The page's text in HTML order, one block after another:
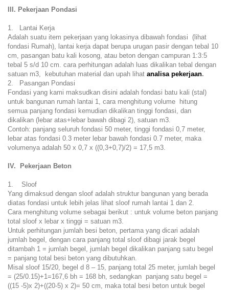
III. Pekerjaan Pondasi
1. Lantai Kerja
Adalah suatu item pekerjaan yang lokasinya dibawah fondasi (lihat
fondasi Rumah), lantai kerja dapat berupa urugan pasir dengan tebal 10
cm, pasangan batu kali kosong, atau beton dengan campuran 1:3:5
tebal 5 s/d 10 cm. cara perhitungan adalah luas dikalikan tebal dengan
satuan m3, kebutuhan material dan upah lihat analisa pekerjaan.
2. Pasangan Pondasi
Fondasi yang kami maksudkan disini adalah fondasi batu kali (stal)
untuk bangunan rumah lantai 1, cara menghitung volume hitung
semua panjang fondasi kemudian dikalikan tinggi fondasi, dan
dikalikan (lebar atas+lebar bawah dibagi 2), satuan m3.
Contoh: panjang seluruh fondasi 50 meter, tinggi fondasi 0,7 meter,
lebar atas fondasi 0.3 meter lebar bawah fondasi 0.7 meter, maka
volumenya adalah 50 x 0,7 x ((0,3+0,7)/2) = 17,5 m3.
IV. Pekerjaan Beton
1. Sloof
Yang dimaksud dengan sloof adalah struktur bangunan yang berada
diatas fondasi untuk lebih jelas lihat sloof rumah lantai 1 dan 2.
Cara menghitung volume sebagai berikut : untuk volume beton panjang
total sloof x lebar x tinggi = satuan m3.
Untuk perhitungan jumlah besi beton, pertama yang dicari adalah
jumlah begel, dengan cara panjang total sloof dibagi jarak begel
ditambah 1 = jumlah begel, jumlah begel dikalikan panjang satu begel
= panjang total besi beton yang dibutuhkan.
Misal sloof 15/20, begel d 8 – 15, panjang total 25 meter, jumlah begel
= (25/0.15)+1=167,6 bh = 168 bh, sedangkan panjang satu begel =
((15 -5)x 2)+((20-5) x 2)= 50 cm, maka total besi beton untuk begel